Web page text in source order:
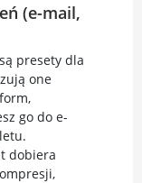
(e-mail,
presety dla
one
go do e-
dobiera